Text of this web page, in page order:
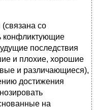
со
конфликтующие
последствия
и плохие, хорошие
и различающиеся),
достижения
на